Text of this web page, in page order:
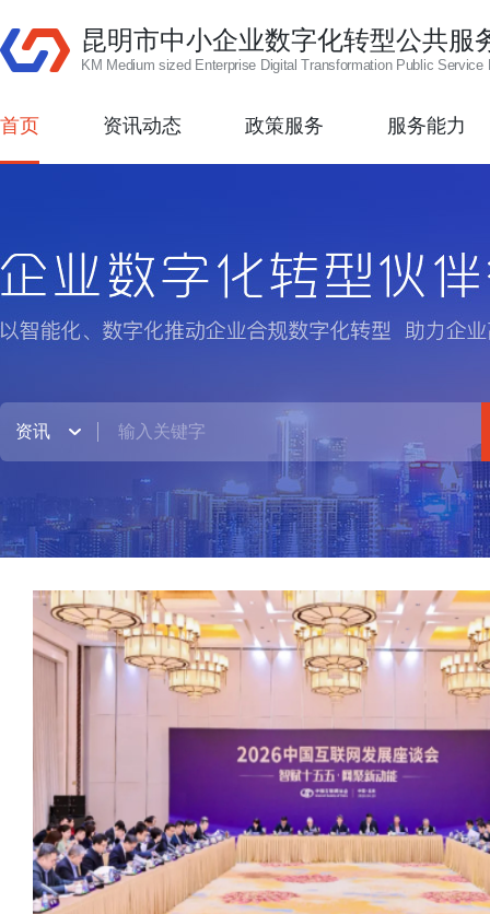
昆明市中小企业数字化转型公共服
KM Medium sized Enterprise Digital Transformation Public Service
首页 资讯动态 政策服务 服务能力
资讯